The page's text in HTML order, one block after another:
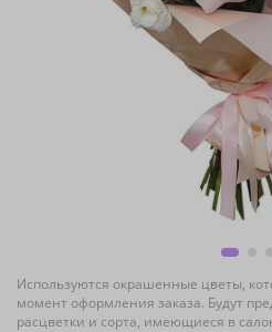
Используются окрашенные цветы,
момент оформления заказа. Будут
расцветки и сорта, имеющиеся в